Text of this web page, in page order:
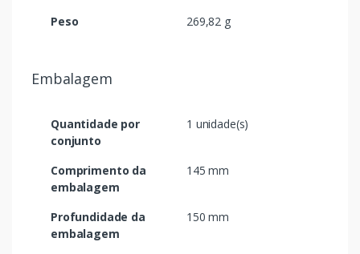
Peso
269,82 g
Embalagem
Quantidade por
conjunto
1 unidade(s)
Comprimento da
embalagem
145 mm
Profundidade da
embalagem
150 mm